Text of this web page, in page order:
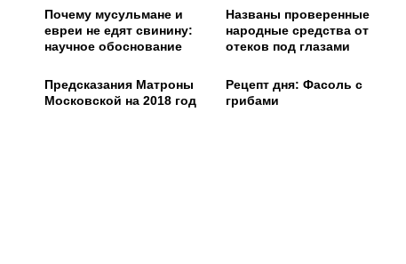
Почему мусульмане и
евреи не едят свинину:
научное обоснование
Названы проверенные
народные средства от
отеков под глазами
Предсказания Матроны
Московской на 2018 год
Рецепт дня: Фасоль с
грибами